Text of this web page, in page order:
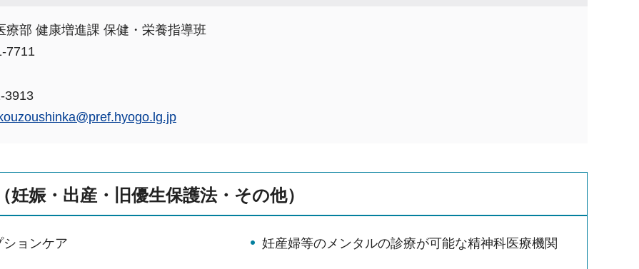
療部 健康増進課 保健・栄養指導班
7711
3913
妊娠・出産・旧優生保護法・その他）
ョンケア 妊産婦等のメンタルの診療が可能な精神科医療機関